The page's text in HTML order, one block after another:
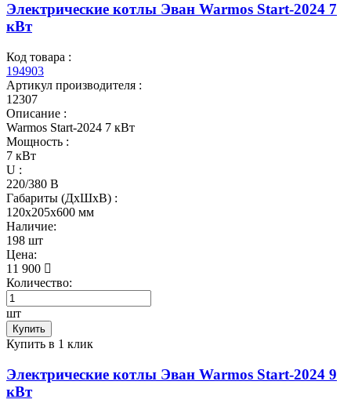
Электрические котлы Эван Warmos Start-2024 7
кВт
Код товара :
194903
Артикул производителя :
12307
Описание :
Warmos Start-2024 7 кВт
Мощность :
7 кВт
U :
220/380 В
Габариты (ДхШхВ) :
120x205x600 мм
Наличие:
198 шт
Цена:
11 900
Количество:
шт
Купить
Купить в 1 клик
Электрические котлы Эван Warmos Start-2024 9
кВт